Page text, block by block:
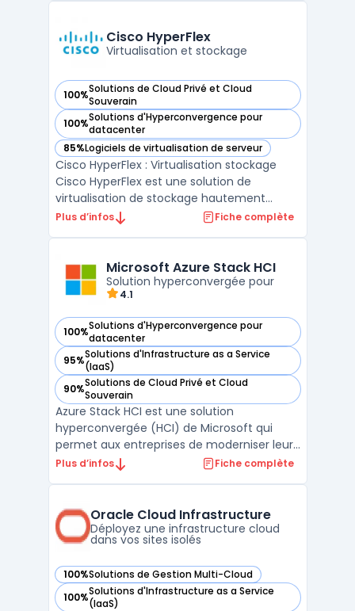
tâches récurrentes et de faciliter le
déploiement ...Cisco HyperFlex
Virtualisation et stockage
100%Solutions de Cloud Privé et Cloud
Souverain
— voir Cisco HyperFlex dans cette catégorie
100%Solutions d'Hyperconvergence pour
datacenter
— voir Cisco HyperFlex dans cette catégorie
85%Logiciels de virtualisation de serveur
— voir Cisco HyperFlex dans cette catégorie
Cisco HyperFlex : Virtualisation stockage
Cisco HyperFlex est une solution de
virtualisation de stockage hautement
performante et évolutive. Elle permet une
la demande. Grâce à sa technologie
innovante, Cisco HyperF ...
Plus d’infos Fiche complète
Microsoft Azure Stack HCI
Solution hyperconvergée pour
4.1
100%Solutions d'Hyperconvergence pour
datacenter
— voir Microsoft Azure Stack HCI dans cette catégorie
95%Solutions d'Infrastructure as a Service
(IaaS)
— voir Microsoft Azure Stack HCI dans cette catégorie
90%Solutions de Cloud Privé et Cloud
Souverain
— voir Microsoft Azure Stack HCI dans cette catégorie
Azure Stack HCI est une solution
hyperconvergée (HCI) de Microsoft qui
permet aux entreprises de moderniser leur
infrastructure de centres de données tout
capacités de virtualisation, de stockage et
de mise en résea ...
Plus d’infos Fiche complète
Oracle Cloud Infrastructure
Déployez une infrastructure cloud
dans vos sites isolés
100%Solutions de Gestion Multi-Cloud
— voir Oracle Cloud Infrastructure dans cette catégorie
100%Solutions d'Infrastructure as a Service
(IaaS)
— voir Oracle Cloud Infrastructure dans cette catégorie